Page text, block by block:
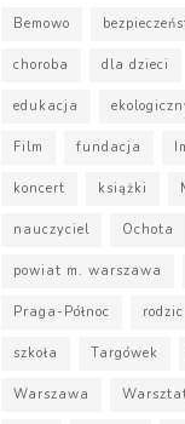
Bemowo
choroba dla dzieci
edukacja
Film fundacja
koncert książki
nauczyciel Ochota
powiat m. warszawa
Praga-Północ rodzic
szkoła Targówek
Warszawa